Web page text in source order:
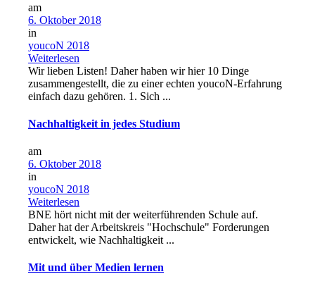
am
6. Oktober 2018
in
youcoN 2018
Weiterlesen
Wir lieben Listen! Daher haben wir hier 10 Dinge
zusammengestellt, die zu einer echten youcoN-Erfahrung
einfach dazu gehören. 1. Sich ...
Nachhaltigkeit in jedes Studium
am
6. Oktober 2018
in
youcoN 2018
Weiterlesen
BNE hört nicht mit der weiterführenden Schule auf.
Daher hat der Arbeitskreis "Hochschule" Forderungen
entwickelt, wie Nachhaltigkeit ...
Mit und über Medien lernen